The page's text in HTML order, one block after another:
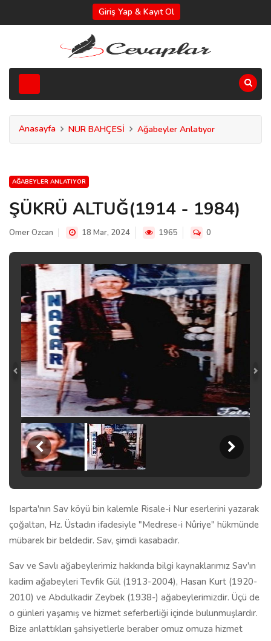
Giriş Yap & Kayıt Ol
Anasayfa NUR BAHÇESİ Ağabeyler Anlatıyor
AĞABEYLER ANLATIYOR
ŞÜKRÜ ALTUĞ(1914 - 1984)
Omer Ozcan 18 Mar, 2024 1965 0
Isparta'nın Sav köyü bin kalemle Risale-i Nur eserlerini yazarak
çoğaltan, Hz. Üstadın ifadesiyle "Medrese-i Nûriye" hükmünde
mübarek bir beldedir. Sav, şimdi kasabadır.
Sav ve Savlı ağabeylerimiz hakkında bilgi kaynaklarımız Sav'ın
kadim ağabeyleri Tevfik Gül (1913-2004), Hasan Kurt (1920-
2010) ve Abdulkadir Zeybek (1938-) ağabeylerimizdir. Üçü de
o günleri yaşamış ve hizmet seferberliği içinde bulunmuşlardır.
Bize anlattıkları şahsiyetlerle beraber omuz omuza hizmet